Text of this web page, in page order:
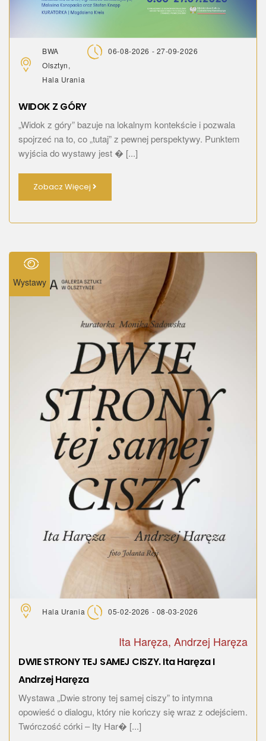
BWA
Olsztyn,
Hala Urania
06-08-2026 - 27-09-2026
WIDOK Z GÓRY
„Widok z góry” bazuje na lokalnym kontekście i pozwala
spojrzeć na to, co „tutaj” z pewnej perspektywy. Punktem
wyjścia do wystawy jest � [...]
Zobacz Więcej
Wystawy
Hala Urania 05-02-2026 - 08-03-2026
Ita Haręza, Andrzej Haręza
DWIE STRONY TEJ SAMEJ CISZY. Ita Haręza I
Andrzej Haręza
Wystawa „Dwie strony tej samej ciszy” to intymna
opowieść o dialogu, który nie kończy się wraz z odejściem.
Twórczość córki – Ity Har� [...]